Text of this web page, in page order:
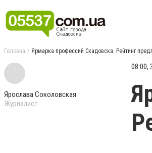
Головна Ярмарка профессий Скадовска. Рейтинг
Ярослава Соколовская
Журналист
08:00,